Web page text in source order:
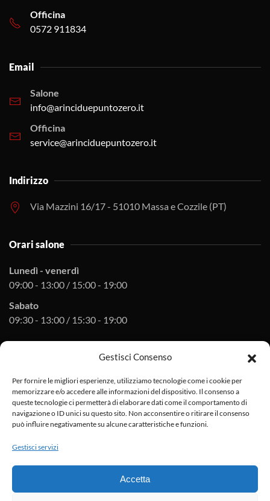
Gestisci Consenso
Per fornire le migliori esperienze, utilizziamo tecnologie come i cookie per
memorizzare e/o accedere alle informazioni del dispositivo. Il consenso a
queste tecnologie ci permetterà di elaborare dati come il comportamento di
navigazione o ID unici su questo sito. Non acconsentire o ritirare il consenso
può influire negativamente su alcune caratteristiche e funzioni.
Gestisci servizi
Accetta
Officina
0572 911834
Email
Salone
info@arinciduepuntozero.it
Officina
service@arinciduepuntozero.it
Indirizzo
Via Mazzini 16/17 - 51010 Massa e Cozzile (PT)
Orari salone
Lunedì - venerdì
09:00 - 13:00 / 15:00 - 19:00
Sabato
09:30 - 13:00 / 15:30 - 19:00
Lunedì - venerdì
08:30 - 12:30 / 14:30 - 18:30
Sabato
P.I. 01896920475
arinciduepuntozero@pec.it
Cookies